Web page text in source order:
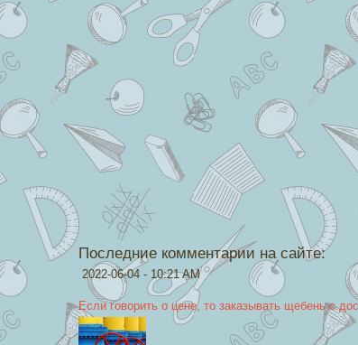
Последние комментарии на сайте:
2022-06-04 - 10:21 AM
Если говорить о цене, то заказывать щебень с